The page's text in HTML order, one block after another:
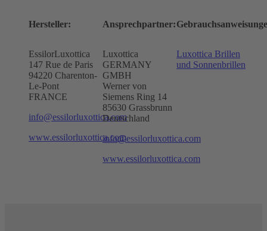
Hersteller:
EssilorLuxottica
147 Rue de Paris
94220 Charenton-
Le-Pont
FRANCE
info@essilorluxottica.com
www.essilorluxottica.com
Ansprechpartner:
Luxottica
GERMANY
GMBH
Werner von
Siemens Ring 14
85630 Grassbrunn
Deutschland
info@essilorluxottica.com
www.essilorluxottica.com
Luxottica Brillen
und Sonnenbrillen